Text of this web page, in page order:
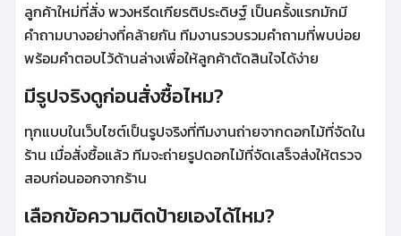
ลูกค้าใหม่ที่สั่ง พวงหรีดเกียรติประดิษฐ์ เป็นครั้งแรกมักมี
คำถามบางอย่างที่คล้ายกัน ทีมงานรวบรวมคำถามที่พบบ่อย
พร้อมคำตอบไว้ด้านล่างเพื่อให้ลูกค้าตัดสินใจได้ง่าย
มีรูปจริงดูก่อนสั่งซื้อไหม?
ทุกแบบในเว็บไซต์เป็นรูปจริงที่ทีมงานถ่ายจากดอกไม้ที่จัดใน
ร้าน เมื่อสั่งซื้อแล้ว ทีมจะถ่ายรูปดอกไม้ที่จัดเสร็จส่งให้ตรวจ
สอบก่อนออกจากร้าน
เลือกข้อความติดป้ายเองได้ไหม?